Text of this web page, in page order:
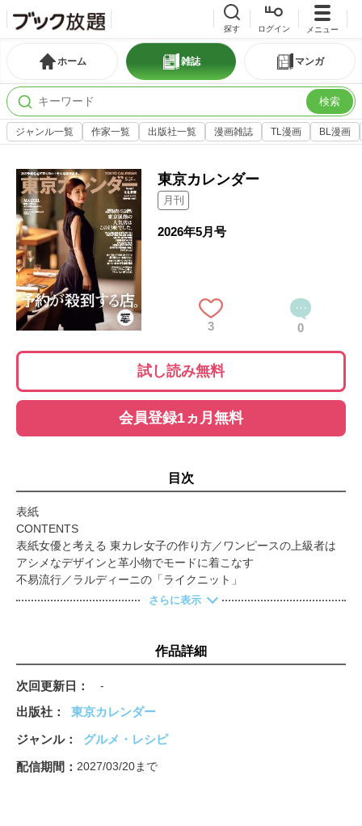
探す ログイン メニュー
ホーム 雑誌 マンガ
検索
ジャンル一覧 作家一覧 出版社一覧 漫画雑誌 TL漫画 BL漫画
東京カレンダー
月刊
2026年5月号
3 0
試し読み無料
会員登録1ヵ月無料
目次
表紙
CONTENTS
表紙女優と考える 東カレ女子の作り方／ワンピースの上級者は
アシメなデザインと革小物でモードに着こなす
不易流行／ラルディーニの「ライクニット」
TOKYO RESTAURANT NEWS
誰もが予約を渇望するシャトーブリアン尽くしの一軒がある
予約が殺到する店は「美女率が高い」って本当ですか？／池田瑛
次の予約を必ずや入れて帰る、東京屈指の人気店はここだ！⑥～
⑨
予約が殺到中の13軒のリザーブ方法、一挙紹介！
「未来の予約殺到店」をすべからく押さえる大人たちの愉悦。／
さらに表示
作品詳細
次回更新日 -
出版社
東京カレンダー
ジャンル
グルメ・レシピ
配信期間
2027/03/20まで